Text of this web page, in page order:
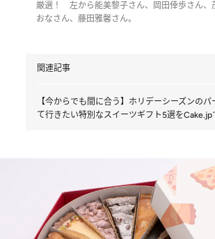
厳選！ 左から能美黎子さん、岡田倖歩さん、
おなさん、藤田雅馨さん。
関連記事
【今からでも間に合う】ホリデーシーズンのパ
て行きたい特別なスイーツギフト5選をCake.jp